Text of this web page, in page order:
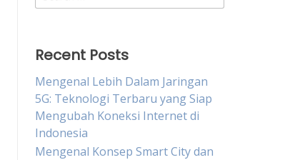
for:
Recent Posts
Mengenal Lebih Dalam Jaringan
5G: Teknologi Terbaru yang Siap
Mengubah Koneksi Internet di
Indonesia
Mengenal Konsep Smart City dan